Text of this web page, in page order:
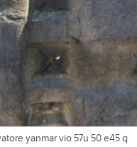
cingolo per escavatore yanmar vio 57u 50 e45 q